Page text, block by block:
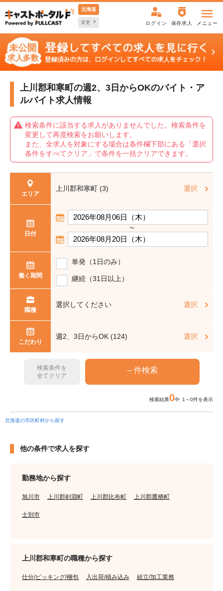
北海道
変更 ログイン 保存求人 メニュー
上川郡和寒町の週2、3日からOKのバイト・ア
ルバイト求人情報
検索条件に該当する求人がありませんでした。検索条件を
変更して再度検索をお願いします。
また、全求人を対象にする場合は条件欄下部にある「選択
条件をすべてクリア」で条件を一括クリアできます。
エリア
上川郡和寒町 (3) 選択
日付
〜
働く期間
単発（1日のみ）
継続（31日以上）
職種
選択してください 選択
こだわり
週2、3日からOK (124) 選択
検索条件を
全てクリア
検索結果0中 1～0件を表示
北海道の市区町村から探す
他の条件で求人を探す
勤務地から探す
旭川市 上川郡剣淵町 上川郡比布町 上川郡鷹栖町
士別市
上川郡和寒町の職種から探す
仕分/ピッキング/梱包 入出荷/積み込み 組立/加工業務